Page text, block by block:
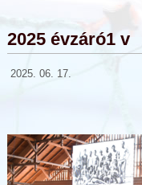
2025 évzáró1 v
2025. 06. 17.